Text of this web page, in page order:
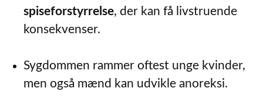
spiseforstyrrelse, der kan få livstruende
konsekvenser.
Sygdommen rammer oftest unge kvinder,
men også mænd kan udvikle anoreksi.